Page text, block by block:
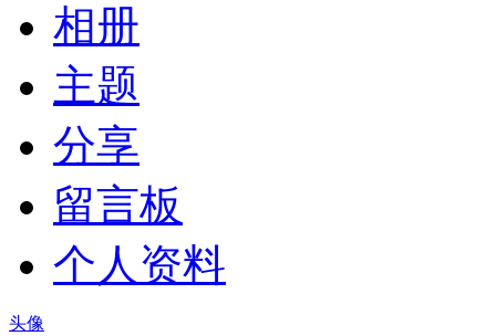
相册
主题
分享
留言板
个人资料
头像